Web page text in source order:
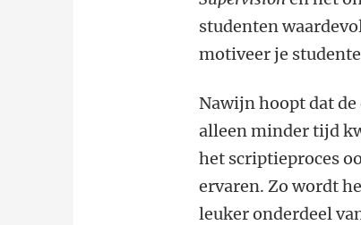
studenten
motiveer je
Nawijn hoopt dat
alleen minder tijd
het scriptieproces
ervaren. Zo wordt
leuker onderdeel